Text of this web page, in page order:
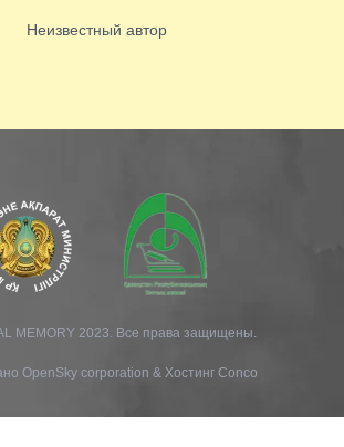
Неизвестный автор
MEMORY 2023. Все права защищены.
OpenSky corporation & Хостинг Conco